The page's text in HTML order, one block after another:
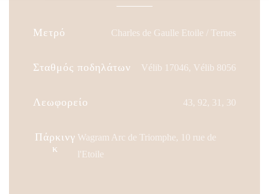
Μετρό Charles de Gaulle Etoile / Ternes
Σταθμός ποδηλάτων Vélib 17046, Vélib 8056
Λεωφορείο 43, 92, 31, 30
Πάρκινγ
κ
Wagram Arc de Triomphe, 10 rue de
l'Etoile